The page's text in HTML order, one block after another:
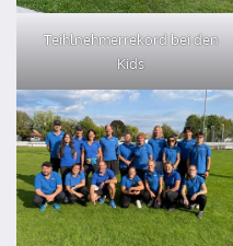
Teihlnehmerrekord bei den
Kids